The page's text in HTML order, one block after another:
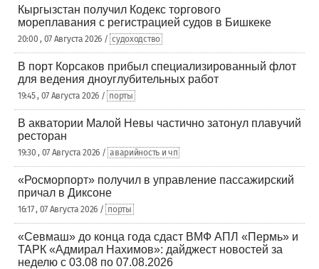
Кыргызстан получил Кодекс торгового
мореплавания с регистрацией судов в Бишкеке
20:00 , 07 Августа 2026 / судоходство
В порт Корсаков прибыл специализированный флот
для ведения дноуглубительных работ
19:45 , 07 Августа 2026 / порты
В акватории Малой Невы частично затонул плавучий
ресторан
19:30 , 07 Августа 2026 / аварийность и чп
«Росморпорт» получил в управление пассажирский
причал в Диксоне
16:17 , 07 Августа 2026 / порты
«Севмаш» до конца года сдаст ВМФ АПЛ «Пермь» и
ТАРК «Адмирал Нахимов»: дайджест новостей за
неделю с 03.08 по 07.08.2026